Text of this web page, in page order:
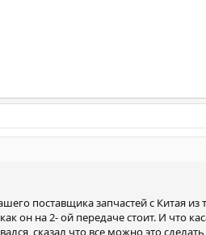
поставщика запчастей с Китая из
он на 2- ой передаче стоит. И что
сказал что все можно это